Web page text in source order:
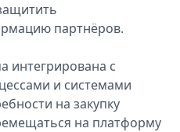
партнёров.
интегрирована с
и системами
на закупку
на платформу